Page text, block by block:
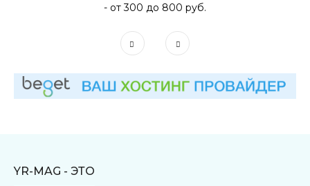
- от 300 до 800 руб.
YR-MAG - ЭТО